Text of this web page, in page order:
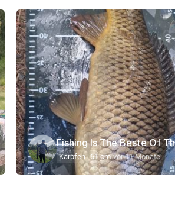
Fishing Is The Beste Of
Karpfen 61 cm vor 11 Monate